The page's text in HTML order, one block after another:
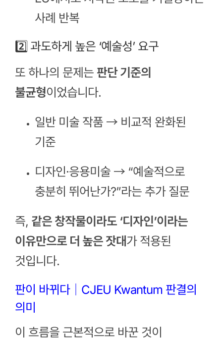
사례 반복
2️⃣ 과도하게 높은 ‘예술성’ 요구
또 하나의 문제는 판단 기준의
불균형이었습니다.
일반 미술 작품 → 비교적 완화된
기준
디자인·응용미술 → “예술적으로
충분히 뛰어난가?”라는 추가 질문
즉, 같은 창작물이라도 ‘디자인’이라는
이유만으로 더 높은 잣대가 적용된
것입니다.
판이 바뀌다｜CJEU Kwantum 판결의
의미
이 흐름을 근본적으로 바꾼 것이